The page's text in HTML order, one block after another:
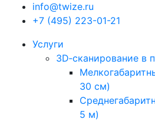
info@twize.ru
+7 (495) 223-01-21
Услуги
3D‑сканирование в
30 см)
5 м)